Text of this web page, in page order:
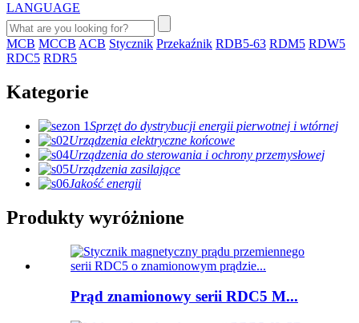
LANGUAGE
MCB MCCB ACB Stycznik Przekaźnik RDB5-63 RDM5 RDW5
RDC5 RDR5
Kategorie
Sprzęt do dystrybucji energii pierwotnej i wtórnej
Urządzenia elektryczne końcowe
Urządzenia do sterowania i ochrony przemysłowej
Urządzenia zasilające
Jakość energii
Produkty wyróżnione
Prąd znamionowy serii RDC5 M...